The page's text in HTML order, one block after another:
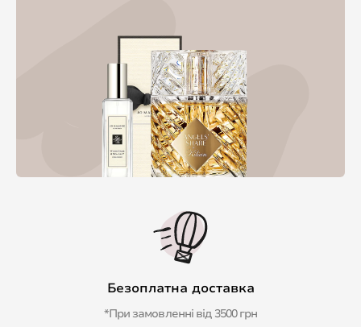
Безоплатна доставка
*При замовленні від 3500 грн